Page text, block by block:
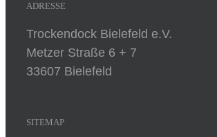
ADRESSE
Trockendock Bielefeld e.V.
Metzer Straße 6 + 7
33607 Bielefeld
SITEMAP